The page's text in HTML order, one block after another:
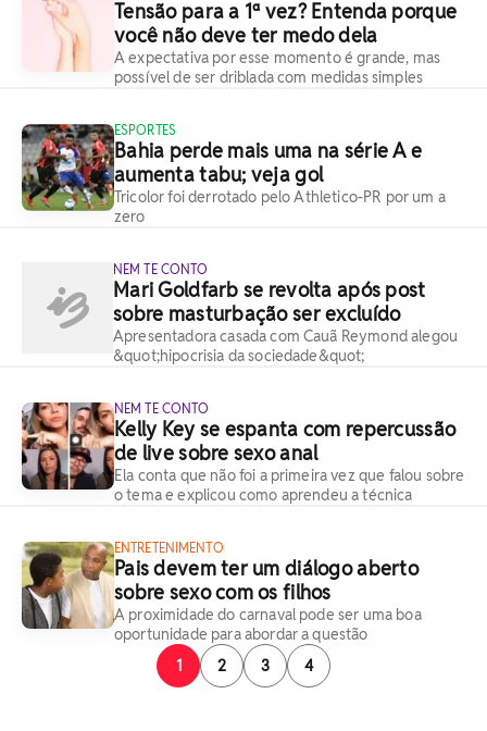
Tensão para a 1ª vez? Entenda porque
você não deve ter medo dela
A expectativa por esse momento é grande, mas
possível de ser driblada com medidas simples
ESPORTES
Bahia perde mais uma na série A e
aumenta tabu; veja gol
Tricolor foi derrotado pelo Athletico-PR por um a
zero
NEM TE CONTO
Mari Goldfarb se revolta após post
sobre masturbação ser excluído
Apresentadora casada com Cauã Reymond alegou
&quot;hipocrisia da sociedade&quot;
NEM TE CONTO
Kelly Key se espanta com repercussão
de live sobre sexo anal
Ela conta que não foi a primeira vez que falou sobre
o tema e explicou como aprendeu a técnica
ENTRETENIMENTO
Pais devem ter um diálogo aberto
sobre sexo com os filhos
A proximidade do carnaval pode ser uma boa
oportunidade para abordar a questão
1
2 3 4